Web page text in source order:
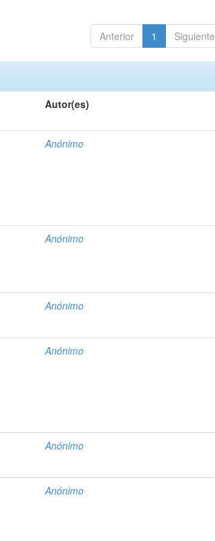
Anterior 1 Siguiente
Autor(es)
Anónimo
Anónimo
Anónimo
Anónimo
Anónimo
Anónimo